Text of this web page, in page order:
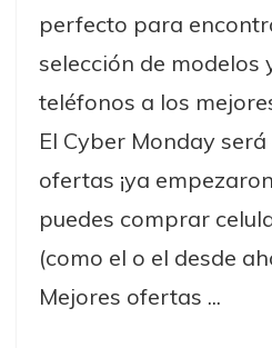
perfecto para
selección de modelos
teléfonos a los
El Cyber Monday
ofertas ¡ya
puedes comprar
(como el o el desde
Mejores ofertas ...